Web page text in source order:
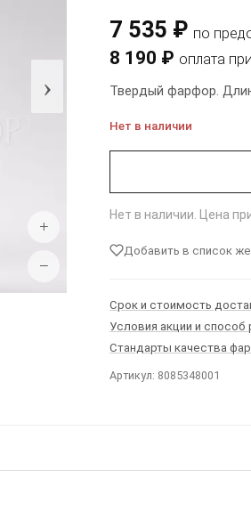
›
+
−
7 535 ₽ по
8 190 ₽ оплата
Твердый фарфор.
Нет в наличии
Нет в наличии. Цена
Добавить в список
Срок и стоимость
Условия акции и способ
Стандарты качества
Артикул: 8085348001